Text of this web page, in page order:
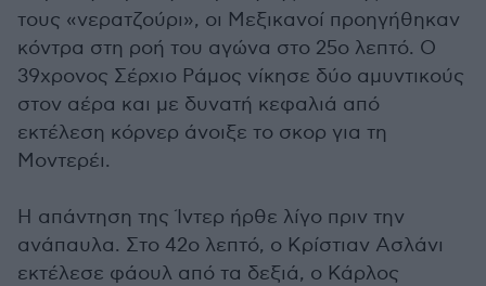
τους «νερατζούρι», οι Μεξικανοί προηγήθηκαν
κόντρα στη ροή του αγώνα στο 25ο λεπτό. Ο
39χρονος Σέρχιο Ράμος νίκησε δύο αμυντικούς
στον αέρα και με δυνατή κεφαλιά από
εκτέλεση κόρνερ άνοιξε το σκορ για τη
Μοντερέι.
Η απάντηση της Ίντερ ήρθε λίγο πριν την
ανάπαυλα. Στο 42ο λεπτό, ο Κρίστιαν Ασλάνι
εκτέλεσε φάουλ από τα δεξιά, ο Κάρλος